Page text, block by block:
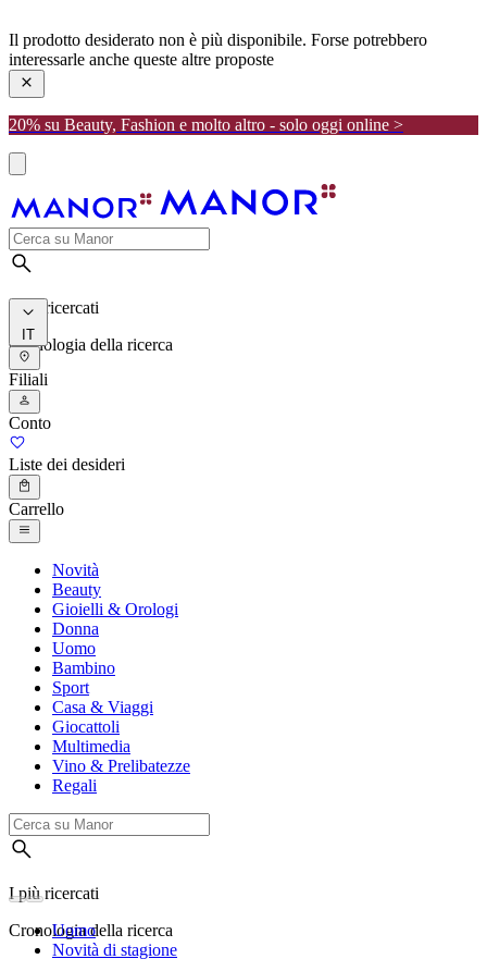
Il prodotto desiderato non è più disponibile. Forse potrebbero
interessarle anche queste altre proposte
20% su Beauty, Fashion e molto altro - solo oggi online >
I più ricercati
Cronologia della ricerca
IT
Filiali
Conto
Liste dei desideri
Carrello
Novità
Beauty
Gioielli & Orologi
Donna
Uomo
Bambino
Sport
Casa & Viaggi
Giocattoli
Multimedia
Vino & Prelibatezze
Regali
I più ricercati
Cronologia della ricerca
Uomo
Novità di stagione